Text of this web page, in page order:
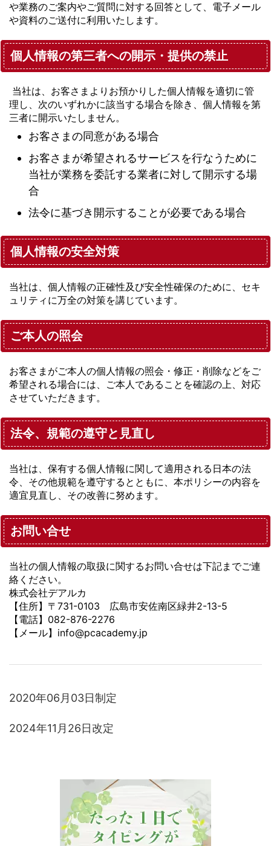
や業務のご案内やご質問に対する回答として、電子メール
や資料のご送付に利用いたします。
個人情報の第三者への開示・提供の禁止
当社は、お客さまよりお預かりした個人情報を適切に管
理し、次のいずれかに該当する場合を除き、個人情報を第
三者に開示いたしません。
お客さまの同意がある場合
お客さまが希望されるサービスを行なうために
当社が業務を委託する業者に対して開示する場
合
法令に基づき開示することが必要である場合
個人情報の安全対策
当社は、個人情報の正確性及び安全性確保のために、セキ
ュリティに万全の対策を講じています。
ご本人の照会
お客さまがご本人の個人情報の照会・修正・削除などをご
希望される場合には、ご本人であることを確認の上、対応
させていただきます。
法令、規範の遵守と見直し
当社は、保有する個人情報に関して適用される日本の法
令、その他規範を遵守するとともに、本ポリシーの内容を
適宜見直し、その改善に努めます。
お問い合せ
当社の個人情報の取扱に関するお問い合せは下記までご連
絡ください。
株式会社デアルカ
【住所】〒731-0103 広島市安佐南区緑井2-13-5
【電話】082-876-2276
【メール】info@pcacademy.jp
2020年06月03日制定
2024年11月26日改定